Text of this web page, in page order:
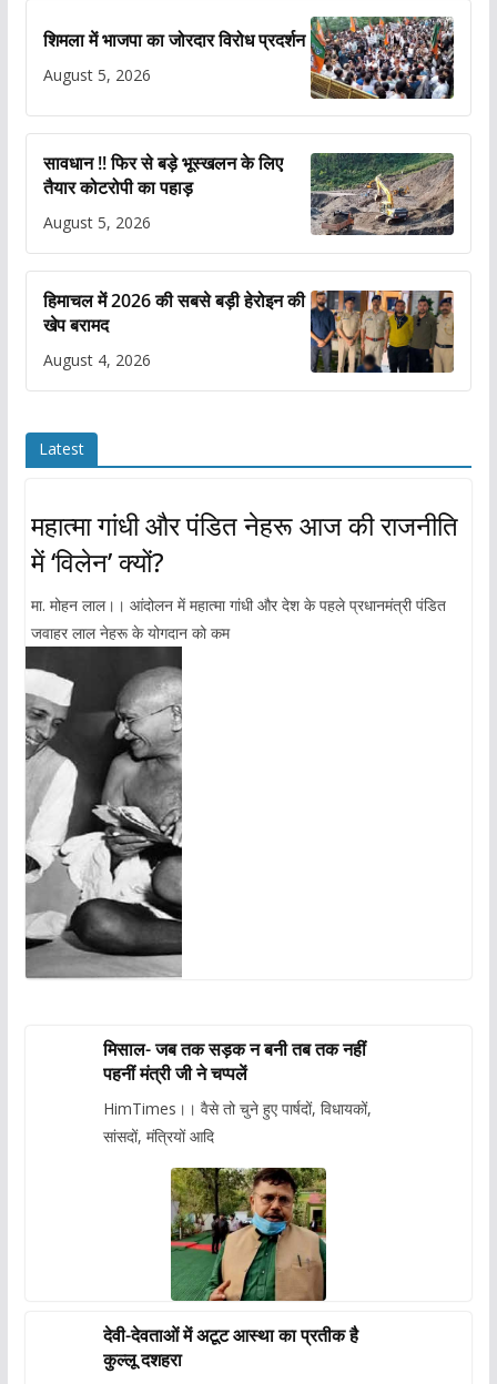
शिमला में भाजपा का जोरदार विरोध प्रदर्शन
August 5, 2026
सावधान !! फिर से बड़े भूस्खलन के लिए
तैयार कोटरोपी का पहाड़
August 5, 2026
हिमाचल में 2026 की सबसे बड़ी हेरोइन की
खेप बरामद
August 4, 2026
Latest
महात्मा गांधी और पंडित नेहरू आज की राजनीति
में ‘विलेन’ क्यों?
मा. मोहन लाल।। आंदोलन में महात्मा गांधी और देश के पहले प्रधानमंत्री पंडित
जवाहर लाल नेहरू के योगदान को कम
मिसाल- जब तक सड़क न बनी तब तक नहीं
पहनीं मंत्री जी ने चप्पलें
HimTimes।। वैसे तो चुने हुए पार्षदों, विधायकों,
सांसदों, मंत्रियों आदि
देवी-देवताओं में अटूट आस्था का प्रतीक है
कुल्लू दशहरा